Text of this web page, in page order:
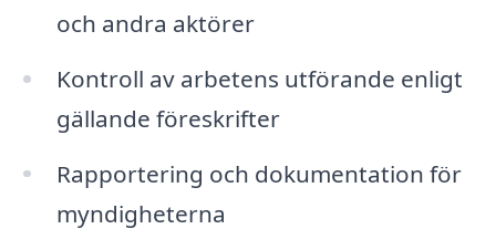
och andra aktörer
Kontroll av arbetens utförande enligt
gällande föreskrifter
Rapportering och dokumentation för
myndigheterna